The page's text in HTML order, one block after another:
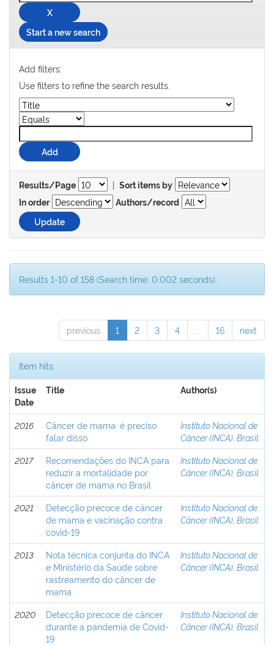
Start a new search
Add filters:
Use filters to refine the search results.
Results/Page | Sort items by
In order
Authors/record
Results 1-10 of 158 (Search time: 0.002 seconds).
previous 1 2 3 4 16 next
Item hits:
Issue
Date
Title Author(s)
2016
Câncer de mama: é preciso
falar disso
Instituto Nacional de
Câncer (INCA), Brasil
2017
Recomendações do INCA para
reduzir a mortalidade por
câncer de mama no Brasil
Instituto Nacional de
Câncer (INCA), Brasil
2021
Detecção precoce de câncer
de mama e vacinação contra
covid-19
Instituto Nacional de
Câncer (INCA), Brasil
2013
Nota técnica conjunta do INCA
e Ministério da Saúde sobre
rastreamento do câncer de
mama
Instituto Nacional de
Câncer (INCA), Brasil
2020
Detecção precoce de câncer
durante a pandemia de Covid-
19
Instituto Nacional de
Câncer (INCA), Brasil